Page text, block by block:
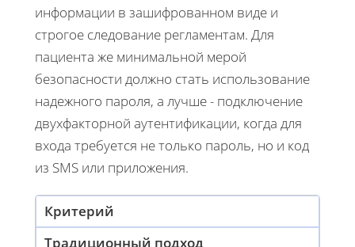
информации в зашифрованном виде и
строгое следование регламентам. Для
пациента же минимальной мерой
безопасности должно стать использование
надежного пароля, а лучше - подключение
двухфакторной аутентификации, когда для
входа требуется не только пароль, но и код
из SMS или приложения.
Критерий
Традиционный подход